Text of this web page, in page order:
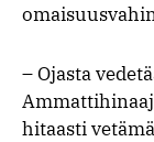
– Ojasta
hitaasti